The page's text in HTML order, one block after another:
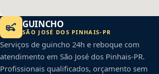
GUINCHO
SÃO JOSÉ DOS PINHAIS- PR
Serviços de guincho 24h e reboque com
atendimento em São José dos Pinhais-PR.
Profissionais qualificados, orçamento sem